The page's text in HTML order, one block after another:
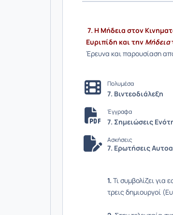
7. Η Μήδεια στον
Ευριπίδη και την Μήδεια
Έρευνα και παρουσίαση
Πολυμέσα
7. Βιντεοδιάλεξη
Έγγραφα
7. Σημειώσεις
Ασκήσεις
7. Ερωτήσεις
1. Τι συμβολίζει για
τρεις δημιουργοί